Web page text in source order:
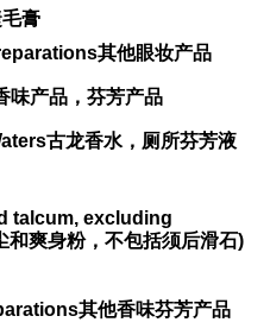
膏
其他眼妆产品
味产品，芬芳产品
古龙香水，厕所芬芳液
talcum, excluding
和爽身粉，不包括须后滑石)
其他香味芬芳产品